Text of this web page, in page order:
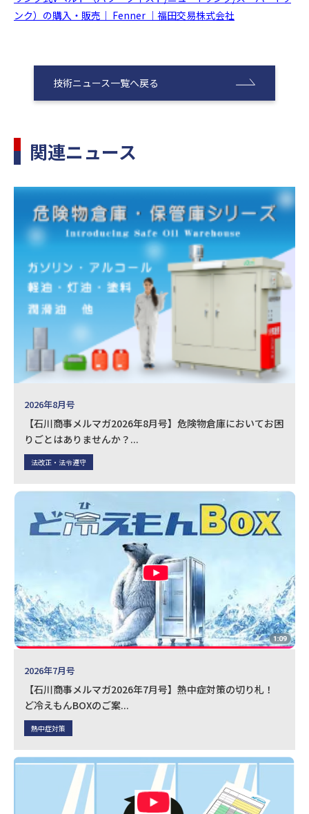
ンク）の購入・販売｜ Fenner ｜福田交易株式会社
技術ニュース一覧へ戻る
関連ニュース
2026年8月号
【石川商事メルマガ2026年8月号】危険物倉庫においてお困
りごとはありませんか？...
法改正・法令遵守
2026年7月号
【石川商事メルマガ2026年7月号】熱中症対策の切り札！
ど冷えもんBOXのご案...
熱中症対策